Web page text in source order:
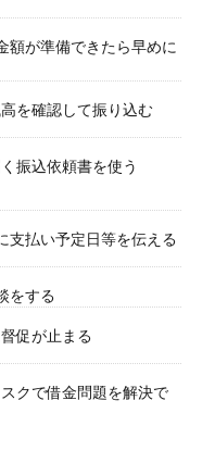
額が準備できたら早めに
を確認して振り込む
振込依頼書を使う
支払い予定日等を伝える
をする
促が止まる
クで借金問題を解決で